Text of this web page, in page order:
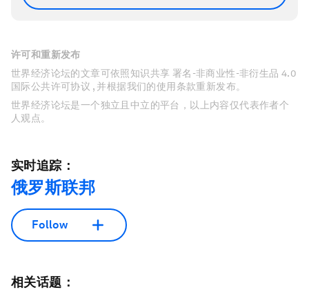
许可和重新发布
世界经济论坛的文章可依照知识共享 署名-非商业性-非衍生品 4.0
国际公共许可协议 , 并根据我们的使用条款重新发布。
世界经济论坛是一个独立且中立的平台，以上内容仅代表作者个
人观点。
实时追踪：
俄罗斯联邦
Follow
相关话题：